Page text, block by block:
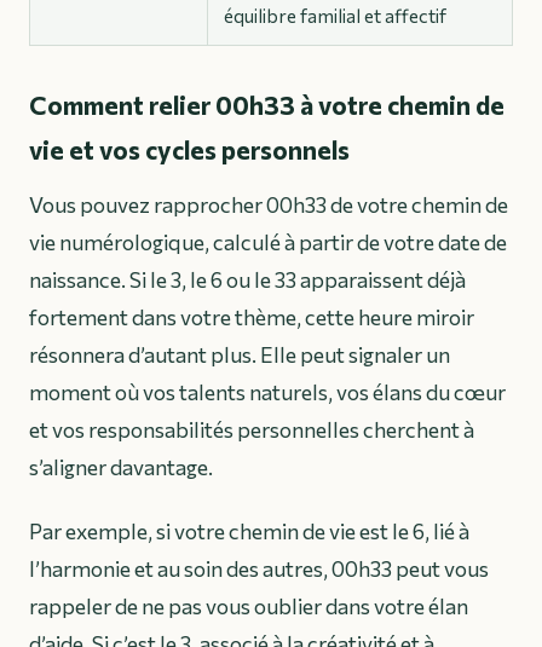
équilibre familial et affectif
Comment relier 00h33 à votre chemin de
vie et vos cycles personnels
Vous pouvez rapprocher 00h33 de votre chemin de
vie numérologique, calculé à partir de votre date de
naissance. Si le 3, le 6 ou le 33 apparaissent déjà
fortement dans votre thème, cette heure miroir
résonnera d’autant plus. Elle peut signaler un
moment où vos talents naturels, vos élans du cœur
et vos responsabilités personnelles cherchent à
s’aligner davantage.
Par exemple, si votre chemin de vie est le 6, lié à
l’harmonie et au soin des autres, 00h33 peut vous
rappeler de ne pas vous oublier dans votre élan